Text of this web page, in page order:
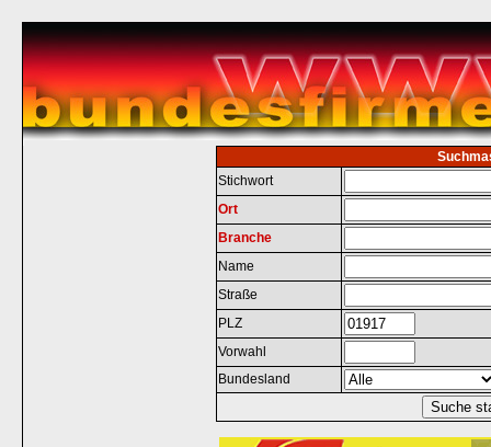
Stichwort
Ort
Branche
Name
Straße
PLZ
Vorwahl
Bundesland